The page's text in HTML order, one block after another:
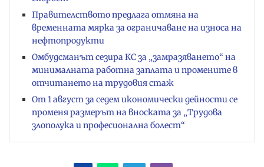
Правителството предлага отмяна на
временната мярка за ограничаване на износа на
нефтопродукти
Омбудсманът сезира КС за „замразяването“ на
минималната работна заплата и промените в
отчитането на трудовия стаж
От 1 август за седем икономически дейности се
променя размерът на вноската за „Трудова
злополука и професионална болест“